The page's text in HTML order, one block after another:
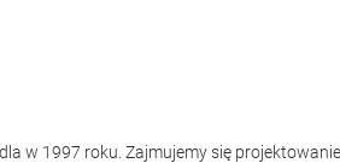
w 1997 roku. Zajmujemy się